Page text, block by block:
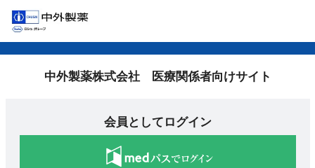
中外製薬株式会社 医療関係者向けサイト
会員としてログイン